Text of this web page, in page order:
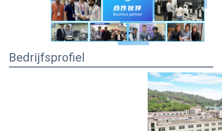
Bedrijfsprofiel